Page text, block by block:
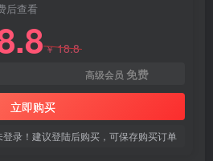
后查看
￥18.8
高级会员 免费
立即购买
登录！建议登陆后购买，可保存购买订单